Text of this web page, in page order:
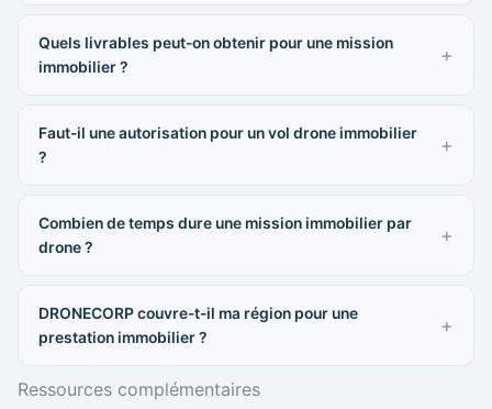
Quels livrables peut-on obtenir pour une mission
immobilier ?
Faut-il une autorisation pour un vol drone immobilier
?
Combien de temps dure une mission immobilier par
drone ?
DRONECORP couvre-t-il ma région pour une
prestation immobilier ?
Ressources complémentaires